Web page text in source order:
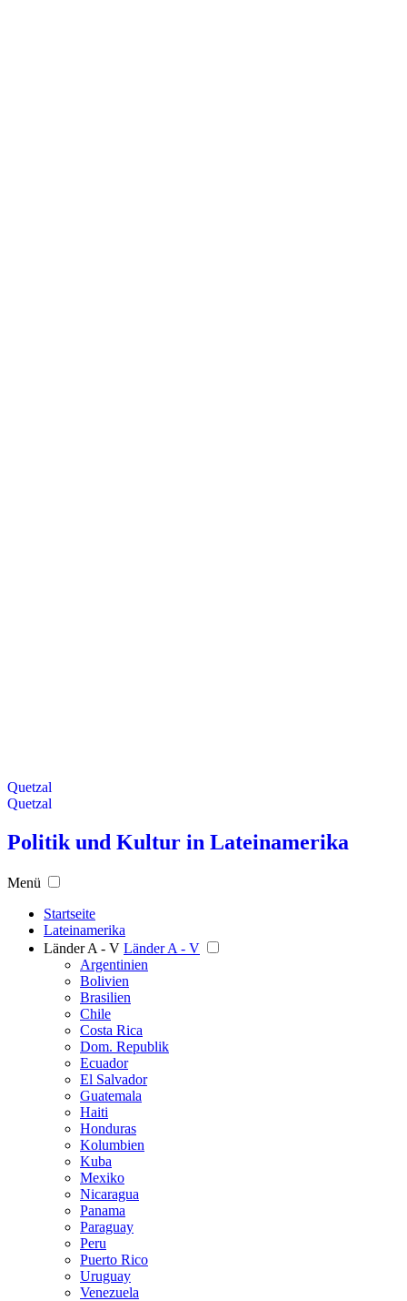
Quetzal
Quetzal
Politik und Kultur in Lateinamerika
Menü
Startseite
Lateinamerika
Länder A - V Länder A - V
Argentinien
Bolivien
Brasilien
Chile
Costa Rica
Dom. Republik
Ecuador
El Salvador
Guatemala
Haiti
Honduras
Kolumbien
Kuba
Mexiko
Nicaragua
Panama
Paraguay
Peru
Puerto Rico
Uruguay
Venezuela